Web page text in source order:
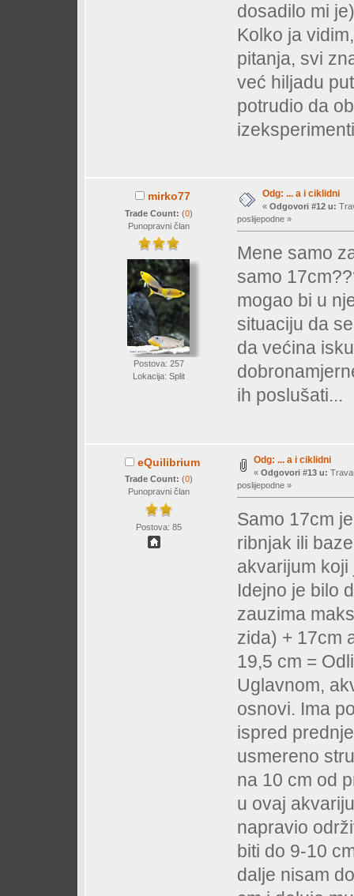
dosadilo mi
Kolko ja
pitanja, svi
već hiljadu
potrudio da
mirko77
Trade Count: (0)
Punopravni član
Postova: 257
Lokacija: Split
Odg: ... a i ciklidni
« Odgovori #12 u:
poslijepodne »
Mene samo
samo
mogao bi u
situaciju da
da većina
ih poslušati...
eQuilibrium
Trade Count: (0)
Punopravni član
Postova: 85
Odg: ... a i ciklidni
« Odgovori #13 u:
poslijepodne »
Samo 17cm
ribnjak ili
akvarijum
Idejno je bilo
zauzima
zida) + 17cm
19,5 cm =
Uglavnom,
osnovi. Ima
ispred
usmereno
na 10 cm od
u ovaj
napravio
biti do 9-10
dalje nisam